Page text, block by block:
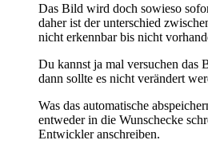
Das Bild wird doch sowieso
daher ist der unterschied
nicht erkennbar bis nicht
Du kannst ja mal versuchen das
dann sollte es nicht verändert
Was das automatische
entweder in die Wunschecke
Entwickler anschreiben.